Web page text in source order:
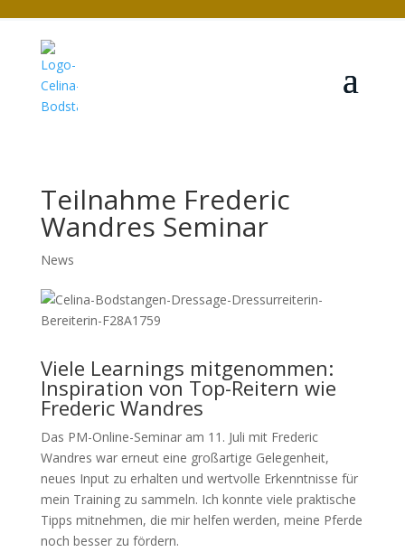
Teilnahme Frederic
Wandres Seminar
News
Viele Learnings mitgenommen:
Inspiration von Top-Reitern wie
Frederic Wandres
Das PM-Online-Seminar am 11. Juli mit Frederic
Wandres war erneut eine großartige Gelegenheit,
neues Input zu erhalten und wertvolle Erkenntnisse für
mein Training zu sammeln. Ich konnte viele praktische
Tipps mitnehmen, die mir helfen werden, meine Pferde
noch besser zu fördern.